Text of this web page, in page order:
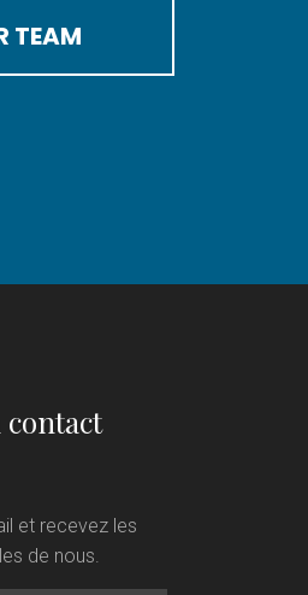
TEAM
contact
et recevez les
de nous.